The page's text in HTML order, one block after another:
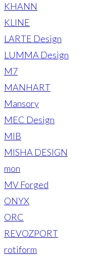
KHANN
KLINE
LARTE Design
LUMMA Design
M7
MANHART
Mansory
MEC Design
MIB
MISHA DESIGN
mon
MV Forged
ONYX
ORC
REVOZPORT
rotiform